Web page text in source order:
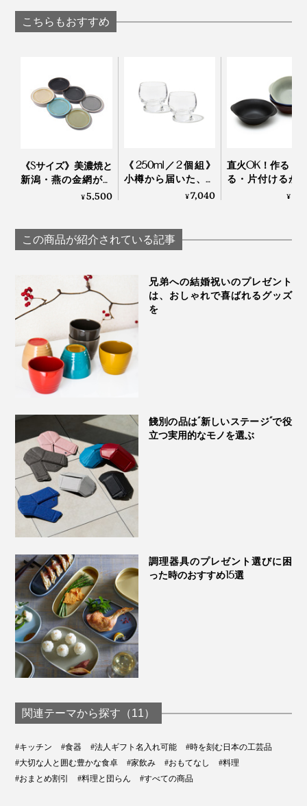
油＆だし酢（化粧箱
入り）」｜
こちらもおすすめ
《Sサイズ》美濃焼と
新潟・燕の金網が融
合した、網付きプレ
¥5,500
《250ml／2個組》
小樽から届いた、気
取らず、深く味わう
KIKIME
¥7,040
直火OK！作る・
る・片付けるが
つで完結する「
¥
この商品が紹介されている記事
兄弟への結婚祝いのプレゼント
は、おしゃれで喜ばれるグッズ
を
餞別の品は“新しいステージ”で役
立つ実用的なモノを選ぶ
調理器具のプレゼント選びに困
った時のおすすめ15選
関連テーマから探す（11）
#キッチン #食器 #法人ギフト名入れ可能
#時を刻む日本の工芸品
#大切な人と囲む豊かな食卓
#家飲み #おもてなし
#料理
#おまとめ割引
#料理と団らん #すべての商品